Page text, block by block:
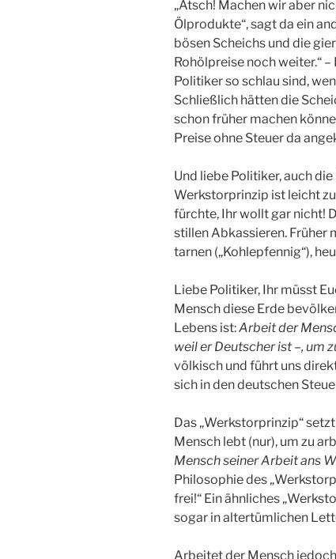
„Ätsch! Machen wir aber
Ölprodukte“, sagt da ein
bösen Scheichs und die
Rohölpreise noch weiter.“
Politiker so schlau sind,
Schließlich hätten die
schon früher machen
Preise ohne Steuer da
Und liebe Politiker, auch
Werkstorprinzip ist leicht
fürchte, Ihr wollt gar nicht!
stillen Abkassieren. Früher
tarnen („Kohlepfennig“),
Liebe Politiker, Ihr müsst
Mensch diese Erde
Lebens ist:Arbeit der
weil er Deutscher ist –, um
völkisch und führt uns
sich in den deutschen
Das „Werkstorprinzip“
Mensch lebt (nur), um zu
Mensch seiner Arbeit ans
Philosophie des
frei!“ Ein ähnliches
sogar in altertümlichen
Arbeitet der Mensch